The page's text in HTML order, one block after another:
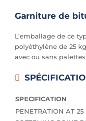
Garniture de
L’emballage de ce
polyéthylène de 25
avec ou sans
SPECIFICATION
PENETRATION AT 25